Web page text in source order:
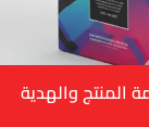
المنتج والهدية